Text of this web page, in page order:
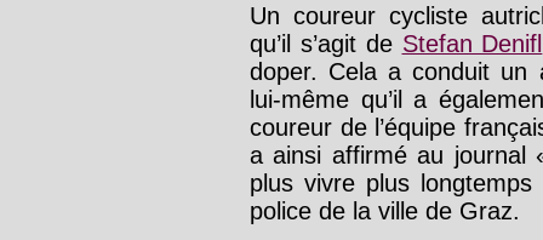
Un coureur cycliste
qu’il s’agit de Stefan Denifl
doper. Cela a conduit un
lui-même qu’il a
coureur de l’équipe
a ainsi affirmé au journal
plus vivre plus
police de la ville de Graz.